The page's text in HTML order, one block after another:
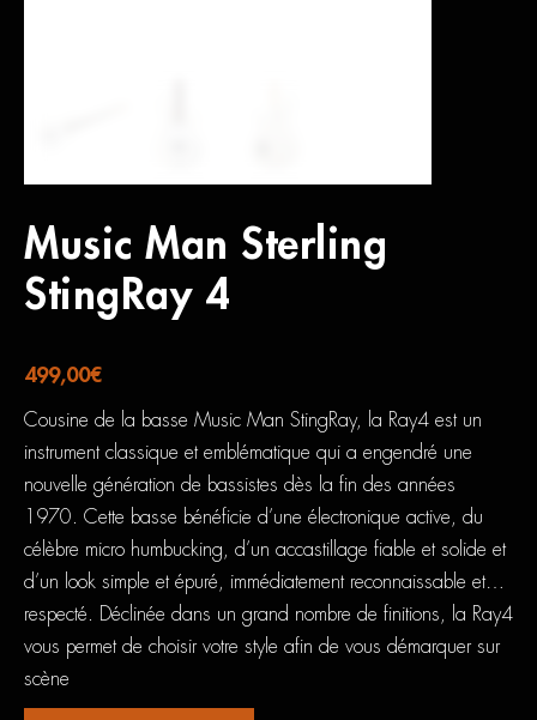
Music Man Sterling
StingRay 4
499,00€
Cousine de la basse Music Man StingRay, la Ray4 est un
instrument classique et emblématique qui a engendré une
nouvelle génération de bassistes dès la fin des années
1970. Cette basse bénéficie d’une électronique active, du
célèbre micro humbucking, d’un accastillage fiable et solide et
d’un look simple et épuré, immédiatement reconnaissable et…
respecté. Déclinée dans un grand nombre de finitions, la Ray4
vous permet de choisir votre style afin de vous démarquer sur
scène